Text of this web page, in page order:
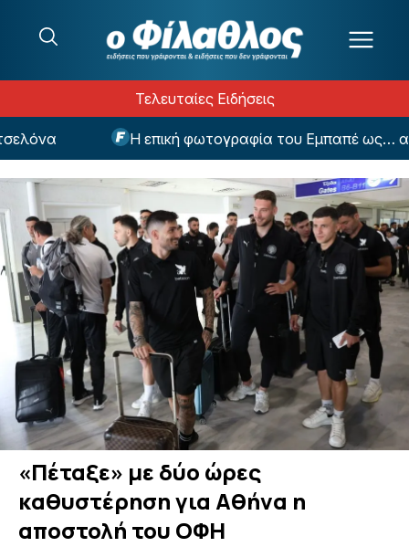
Τελευταίες Ειδήσεις
Η επική φωτογραφία του Εμπαπέ ως…
«Πέταξε» με δύο ώρες
καθυστέρηση για Αθήνα η
αποστολή του ΟΦΗ